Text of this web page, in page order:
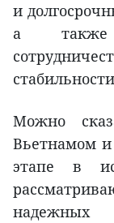
и
а также
Можно
Вьетнамом
этапе в